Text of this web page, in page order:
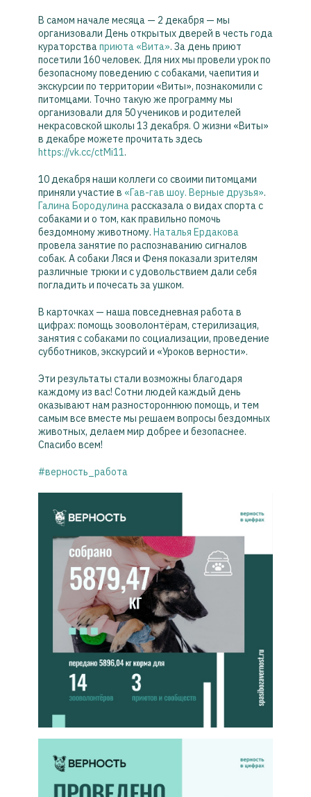
В самом начале месяца — 2 декабря — мы
организовали День открытых дверей в честь года
кураторстваприюта «Вита». За день приют
посетили 160 человек. Для них мы провели урок по
безопасному поведению с собаками, чаепития и
экскурсии по территории «Виты», познакомили с
питомцами. Точно такую же программу мы
организовали для 50 учеников и родителей
некрасовской школы 13 декабря. О жизни «Виты»
в декабре можете прочитать здесь
https://vk.cc/ctMi11.
10 декабря наши коллеги со своими питомцами
приняли участие в «Гав-гав шоу. Верные друзья».
Галина Бородулинарассказала о видах спорта с
собаками и о том, как правильно помочь
бездомному животному. Наталья Ердакова
провела занятие по распознаванию сигналов
собак. А собаки Ляся и Феня показали зрителям
различные трюки и с удовольствием дали себя
погладить и почесать за ушком.
В карточках — наша повседневная работа в
цифрах: помощь зооволонтёрам, стерилизация,
занятия с собаками по социализации, проведение
субботников, экскурсий и «Уроков верности».
Эти результаты стали возможны благодаря
каждому из вас! Сотни людей каждый день
оказывают нам разностороннюю помощь, и тем
самым все вместе мы решаем вопросы бездомных
животных, делаем мир добрее и безопаснее.
Спасибо всем!
#верность_работа